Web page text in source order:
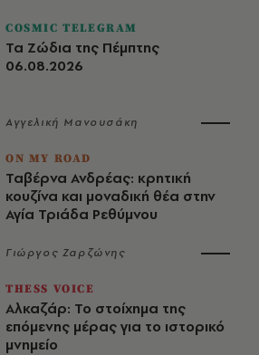
COSMIC TELEGRAM
Τα Ζώδια της Πέμπτης
06.08.2026
Αγγελική Μανουσάκη
ON MY ROAD
Ταβέρνα Ανδρέας: κρητική
κουζίνα και μοναδική θέα στην
Αγία Τριάδα Ρεθύμνου
Γιώργος Ζαρζώνης
THESS VOICE
Αλκαζάρ: Το στοίχημα της
επόμενης μέρας για το ιστορικό
μνημείο